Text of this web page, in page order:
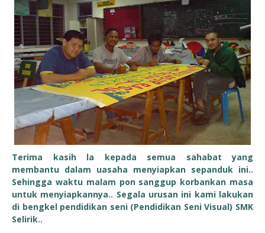
Terima kasih la kepada semua sahabat yang
membantu dalam uasaha menyiapkan sepanduk ini..
Sehingga waktu malam pon sanggup korbankan masa
untuk menyiapkannya.. Segala urusan ini kami lakukan
di bengkel pendidikan seni (Pendidikan Seni Visual) SMK
Selirik..